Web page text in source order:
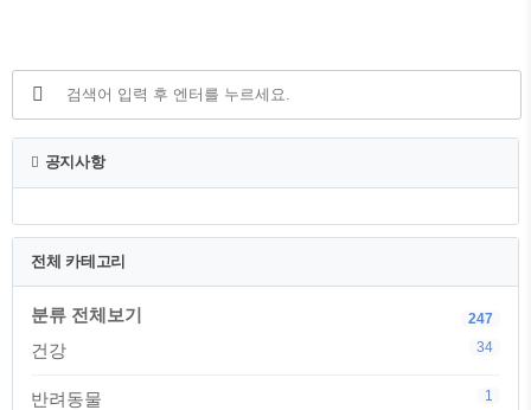
이 부결되는 이유는 다양하겠지만, 오늘은
책을 찾아보는 시간을 가질 예정입니다...
공지사항
전체 카테고리
분류 전체보기 247
건강 34
반려동물 1